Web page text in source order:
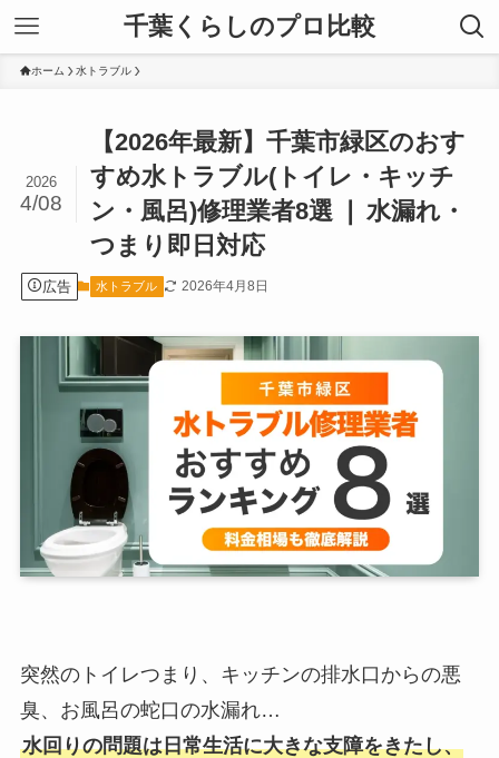
千葉くらしのプロ比較
ホーム 水トラブル
【2026年最新】千葉市緑区のおす
すめ水トラブル(トイレ・キッチ
ン・風呂)修理業者8選 ❘ 水漏れ・
つまり即日対応
2026
4/08
広告 水トラブル 2026年4月8日
突然のトイレつまり、キッチンの排水口からの悪
臭、お風呂の蛇口の水漏れ…
水回りの問題は日常生活に大きな支障をきたし、